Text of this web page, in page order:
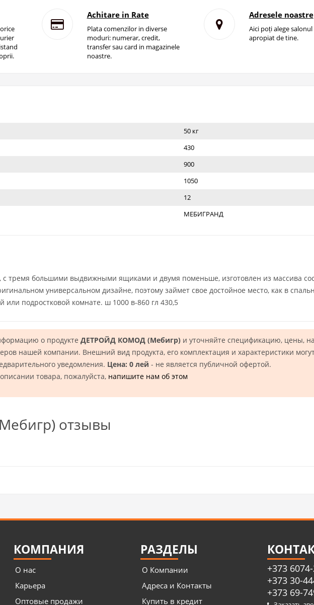
Achitare in Rate
Plata comenzilor in diverse
moduri: numerar, credit,
transfer sau card in magazinele
noastre.
Adresele noastre
Aici poți alege salonul
apropiat de tine.
50 кг
430
900
1050
12
МЕБИГРАНД
тремя большими выдвижными ящиками и двумя поменьше, изготовлен из массива
универсальном дизайне, поэтому займет свое достойное место, как в
или подростковой комнате. ш 1000 в-860 гл 430,5
о продукте ДЕТРОЙД КОМОД (Mебигр) и уточняйте спецификацию, цены,
нашей компании. Внешний вид продукта, его комплектация и характеристики
уведомления. Цена: 0 лей - не является публичной офертой.
товара, пожалуйста, напишите нам об этом
отзывы
КОМПАНИЯ
О нас
Карьера
Оптовые продажи
РАЗДЕЛЫ
О Компании
Адреса и Контакты
Купить в кредит
+373
+373 30-
+373 69-